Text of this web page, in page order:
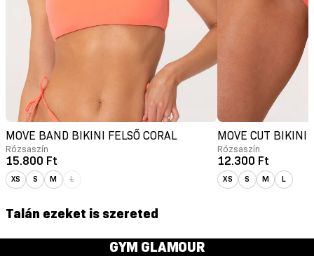
MOVE BAND BIKINI FELSŐ CORAL
Rózsaszín
15.800 Ft
XS S M L
MOVE CUT BIKINI
Rózsaszín
12.300 Ft
XS S M L
Talán ezeket is szereted
GYM GLAMOUR